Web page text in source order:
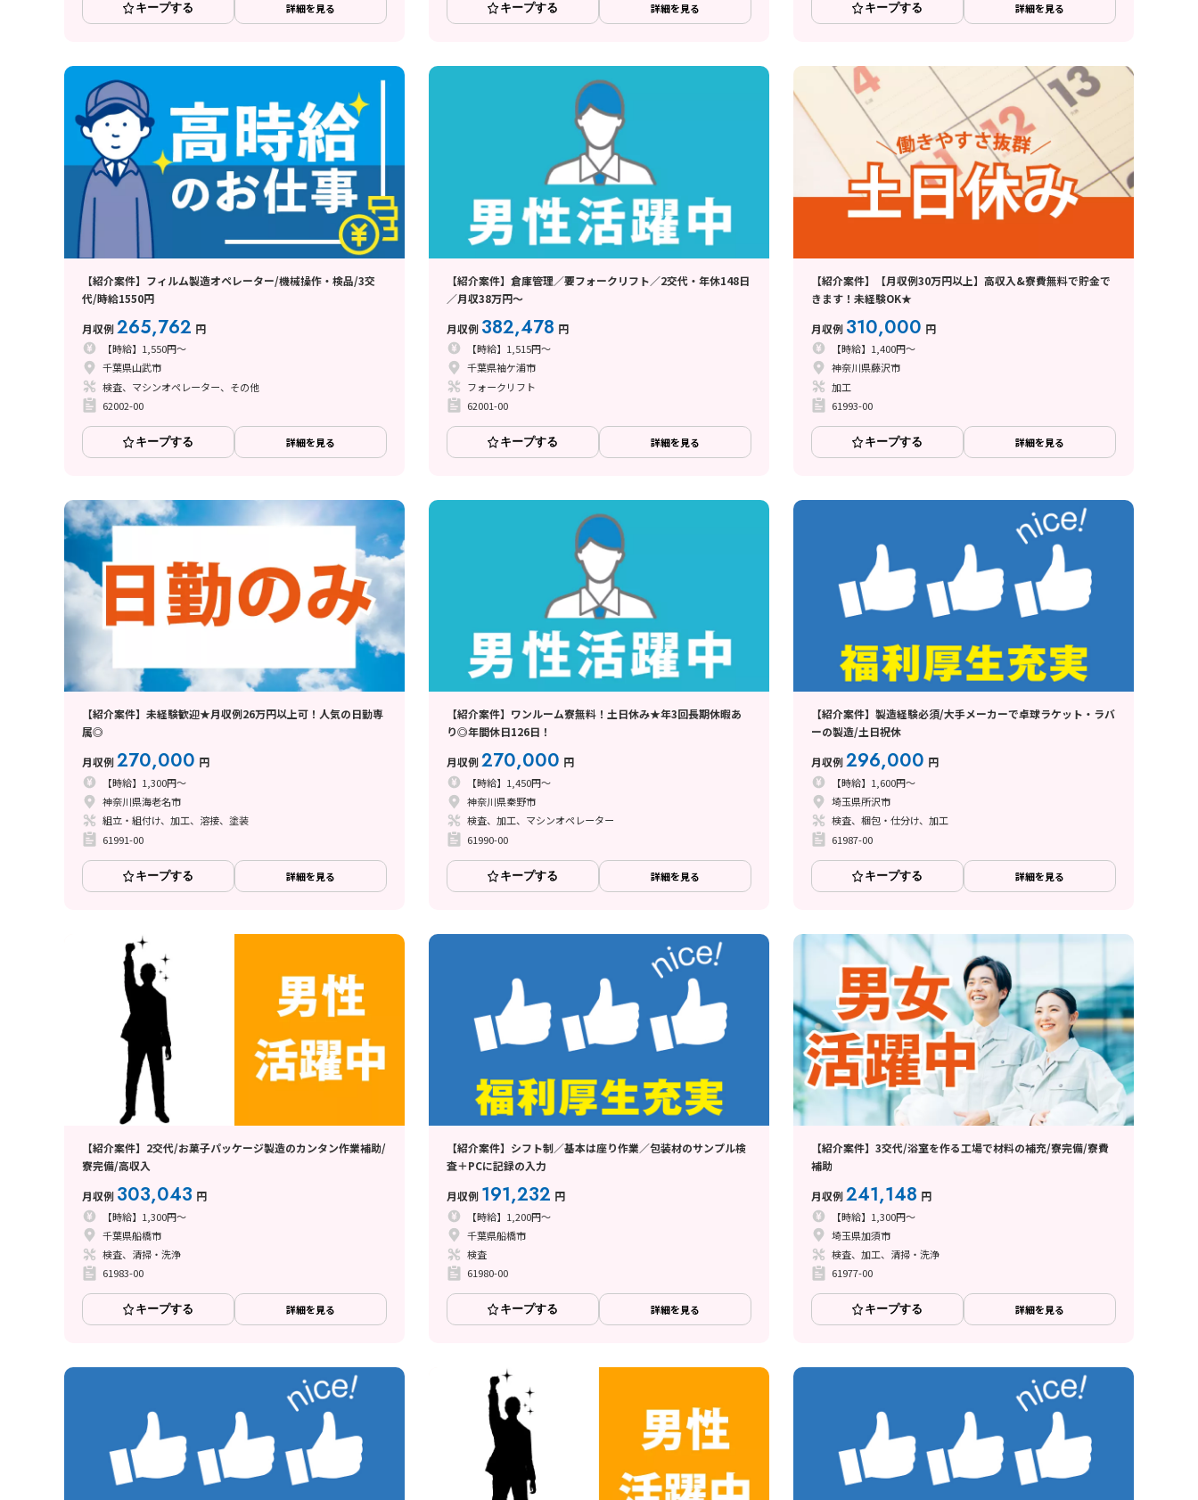
キープする 詳細を見る キープする 詳細を見る キープする 詳細を見る
【紹介案件】フィルム製造オペレーター/機械操作・検品/3交
代/時給1550円
月収例265,762 円
【時給】1,550円～
千葉県山武市
検査、マシンオペレーター、その他
62002-00
キープする 詳細を見る
【紹介案件】倉庫管理／要フォークリフト／2交代・年休148日
／月収38万円～
月収例 382,478 円
【時給】1,515円～
千葉県袖ケ浦市
フォークリフト
62001-00
キープする 詳細を見る
【紹介案件】【月収例30万円以上】高収入&寮費無料で貯金で
きます！未経験OK★
月収例 310,000 円
【時給】1,400円～
神奈川県藤沢市
加工
61993-00
キープする 詳細を見る
【紹介案件】未経験歓迎★月収例26万円以上可！人気の日勤専
属◎
月収例270,000 円
【時給】1,300円～
神奈川県海老名市
組立・組付け、加工、溶接、塗装
61991-00
キープする 詳細を見る
【紹介案件】ワンルーム寮無料！土日休み★年3回長期休暇あ
り◎年間休日126日！
月収例270,000 円
【時給】1,450円～
神奈川県秦野市
検査、加工、マシンオペレーター
61990-00
キープする 詳細を見る
【紹介案件】製造経験必須/大手メーカーで卓球ラケット・ラバ
ーの製造/土日祝休
月収例296,000 円
【時給】1,600円～
埼玉県所沢市
検査、梱包・仕分け、加工
61987-00
キープする 詳細を見る
【紹介案件】2交代/お菓子パッケージ製造のカンタン作業補助/
寮完備/高収入
月収例 303,043 円
【時給】1,300円～
千葉県船橋市
検査、清掃・洗浄
61983-00
キープする 詳細を見る
【紹介案件】シフト制／基本は座り作業／包装材のサンプル検
査＋PCに記録の入力
月収例 191,232 円
【時給】1,200円～
千葉県船橋市
検査
61980-00
キープする 詳細を見る
【紹介案件】3交代/浴室を作る工場で材料の補充/寮完備/寮費
補助
月収例241,148 円
【時給】1,300円～
埼玉県加須市
検査、加工、清掃・洗浄
61977-00
キープする 詳細を見る